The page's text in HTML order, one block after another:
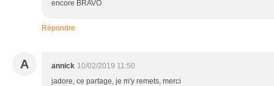
encore BRAVO
Répondre
A annick 10/02/2019 11:50
jadore, ce partage, je m'y remets, merci